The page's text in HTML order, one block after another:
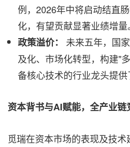
例，2026年中将启动结直
化，有望贡献显著业绩增量
政策溢价：
未来五年，国
及化、市场化转型，构建"
备核心技术的行业龙头提供
资本背书与AI赋能，全产业链
觅瑞在资本市场的表现及技